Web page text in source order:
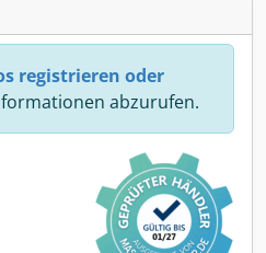
registrieren oder
abzurufen.